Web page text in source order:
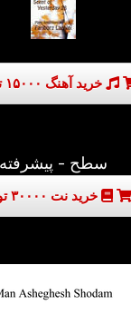
خرید آهنگ ۱۵۰۰۰ تومان
سطح - پیشرفته
خرید نت ۳۰۰۰۰ تومان